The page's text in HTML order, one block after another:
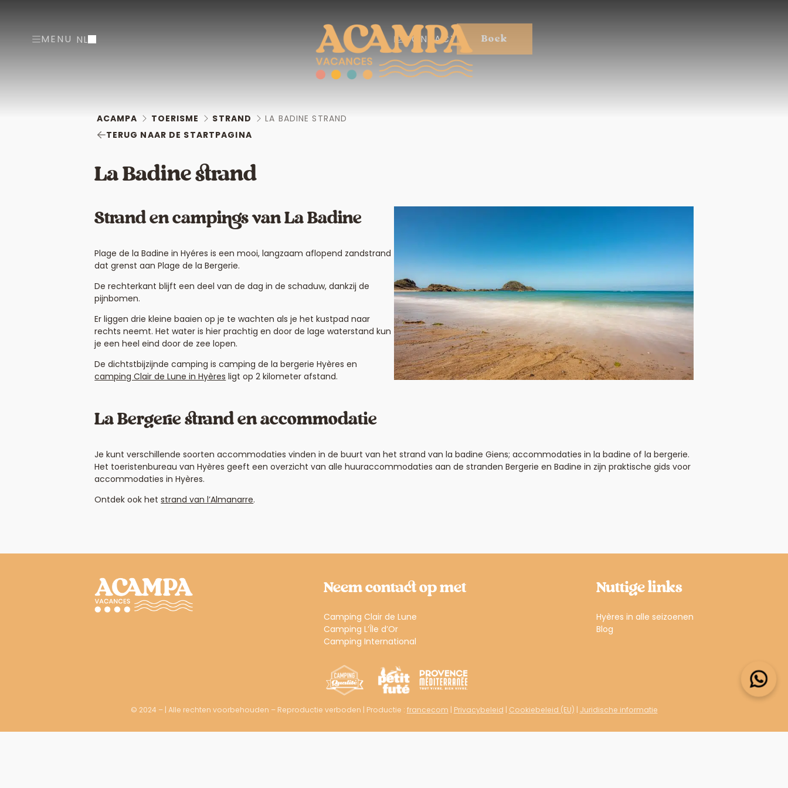
MENU NL CONTACT Boek
ACAMPA TOERISME STRAND
LA BADINE STRAND
TERUG NAAR DE STARTPAGINA
La Badine strand
Strand en campings van La Badine
Plage de la Badine in Hyéres is een mooi, langzaam aflopend zandstrand
dat grenst aan Plage de la Bergerie.
De rechterkant blijft een deel van de dag in de schaduw, dankzij de
pijnbomen.
Er liggen drie kleine baaien op je te wachten als je het kustpad naar
rechts neemt. Het water is hier prachtig en door de lage waterstand kun
je een heel eind door de zee lopen.
De dichtstbijzijnde camping is camping de la bergerie Hyères en
camping Clair de Lune in Hyères ligt op 2 kilometer afstand.
La Bergerie strand en accommodatie
Je kunt verschillende soorten accommodaties vinden in de buurt van het strand van la badine Giens; accommodaties in la badine of la bergerie.
Het toeristenbureau van Hyères geeft een overzicht van alle huuraccommodaties aan de stranden Bergerie en Badine in zijn praktische gids voor
accommodaties in Hyères.
Ontdek ook hetstrand van l’Almanarre.
Neem contact op met
Camping Clair de Lune
Camping L’Île d’Or
Camping International
Nuttige links
Hyères in alle seizoenen
Blog
© 2024 – | Alle rechten voorbehouden – Reproductie verboden | Productie : francecom | Privacybeleid | Cookiebeleid (EU) | Juridische informatie